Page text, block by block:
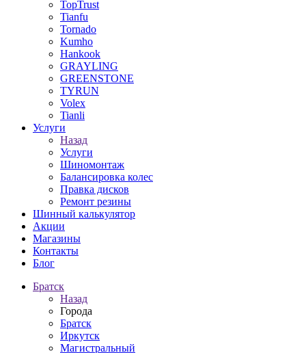
TopTrust
Tianfu
Tornado
Kumho
Hankook
GRAYLING
GREENSTONE
TYRUN
Volex
Tianli
Услуги
Назад
Услуги
Шиномонтаж
Балансировка колес
Правка дисков
Ремонт резины
Шинный калькулятор
Акции
Магазины
Контакты
Блог
Братск
Назад
Города
Братск
Иркутск
Магистральный